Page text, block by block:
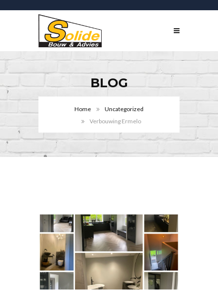
BLOG
Home
Uncategorized
Verbouwing Ermelo